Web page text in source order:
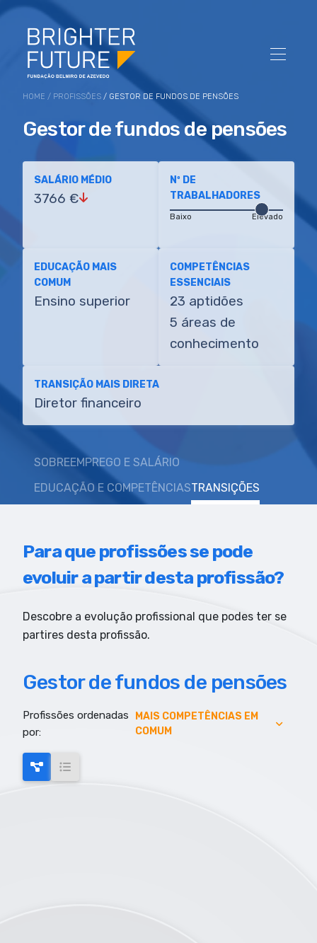
HOME / PROFISSÕES / GESTOR DE FUNDOS DE PENSÕES
Gestor de fundos de pensões
SALÁRIO MÉDIO
3766 €
Nº DE
TRABALHADORES
Baixo Elevado
EDUCAÇÃO MAIS
COMUM
Ensino superior
COMPETÊNCIAS
ESSENCIAIS
23 aptidões
5 áreas de
conhecimento
TRANSIÇÃO MAIS DIRETA
Diretor financeiro
SOBREEMPREGO E SALÁRIO
EDUCAÇÃO E COMPETÊNCIASTRANSIÇÕES
Para que profissões se pode
evoluir a partir desta profissão?
Descobre a evolução profissional que podes ter se
partires desta profissão.
Gestor de fundos de pensões
Profissões ordenadas
por:
MAIS COMPETÊNCIAS EM
COMUM
AUMENTO DE EMPREGO